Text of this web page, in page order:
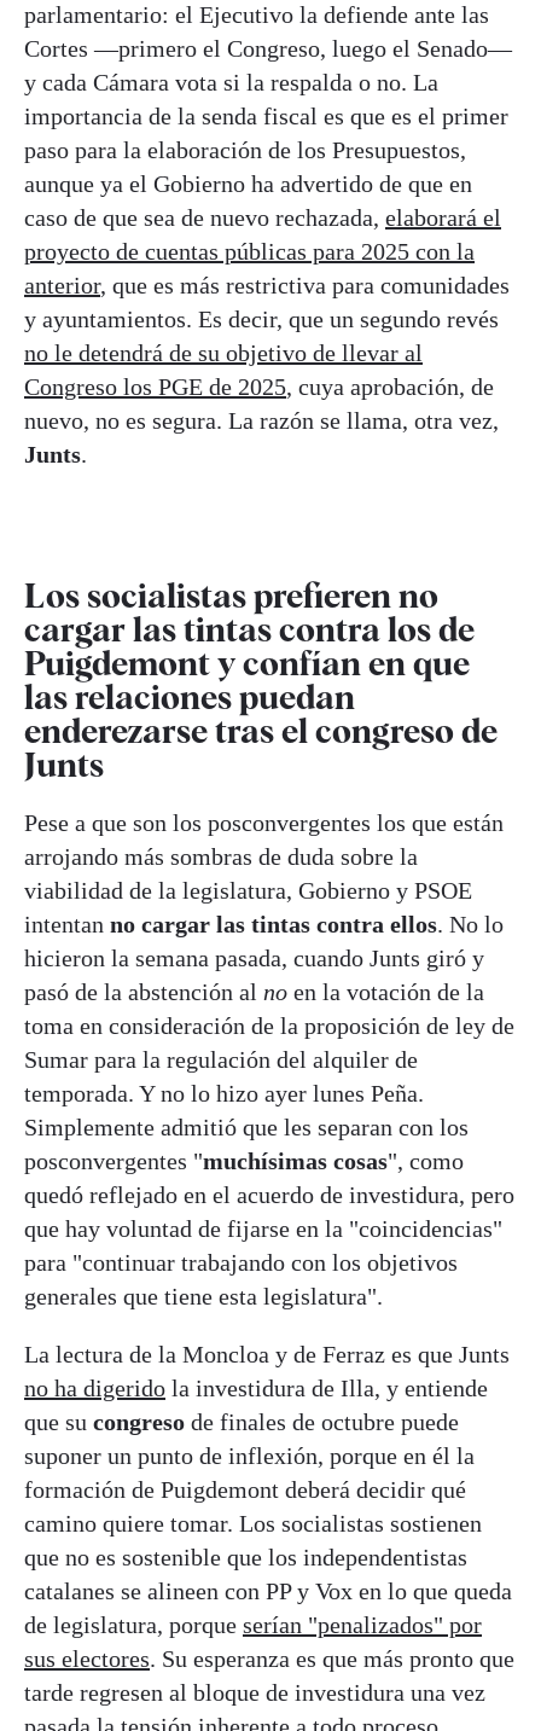
parlamentario: el Ejecutivo la defiende ante las
Cortes —primero el Congreso, luego el Senado—
y cada Cámara vota si la respalda o no. La
importancia de la senda fiscal es que es el primer
paso para la elaboración de los Presupuestos,
aunque ya el Gobierno ha advertido de que en
caso de que sea de nuevo rechazada, elaborará el
proyecto de cuentas públicas para 2025 con la
anterior, que es más restrictiva para comunidades
y ayuntamientos. Es decir, que un segundo revés
no le detendrá de su objetivo de llevar al
Congreso los PGE de 2025, cuya aprobación, de
nuevo, no es segura. La razón se llama, otra vez,
Junts.
Los socialistas prefieren no
cargar las tintas contra los de
Puigdemont y confían en que
las relaciones puedan
enderezarse tras el congreso de
Junts
Pese a que son los posconvergentes los que están
arrojando más sombras de duda sobre la
viabilidad de la legislatura, Gobierno y PSOE
intentan no cargar las tintas contra ellos. No lo
hicieron la semana pasada, cuando Junts giró y
pasó de la abstención al no en la votación de la
toma en consideración de la proposición de ley de
Sumar para la regulación del alquiler de
temporada. Y no lo hizo ayer lunes Peña.
Simplemente admitió que les separan con los
posconvergentes "muchísimas cosas", como
quedó reflejado en el acuerdo de investidura, pero
que hay voluntad de fijarse en la "coincidencias"
para "continuar trabajando con los objetivos
generales que tiene esta legislatura".
La lectura de la Moncloa y de Ferraz es que Junts
no ha digerido la investidura de Illa, y entiende
que su congreso de finales de octubre puede
suponer un punto de inflexión, porque en él la
formación de Puigdemont deberá decidir qué
camino quiere tomar. Los socialistas sostienen
que no es sostenible que los independentistas
catalanes se alineen con PP y Vox en lo que queda
de legislatura, porque serían "penalizados" por
sus electores. Su esperanza es que más pronto que
tarde regresen al bloque de investidura una vez